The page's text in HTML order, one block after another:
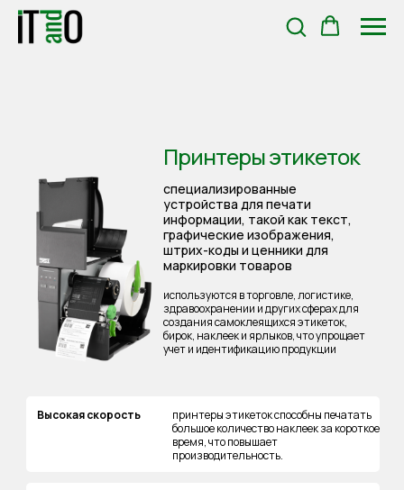
Принтеры этикеток
специализированные
устройства для печати
информации, такой как текст,
графические изображения,
штрих-коды и ценники для
маркировки товаров
используются в торговле, логистике,
здравоохранении и других сферах для
создания самоклеящихся этикеток,
бирок, наклеек и ярлыков, что упрощает
учет и идентификацию продукции
принтеры этикеток способны печатать
большое количество наклеек за короткое
время, что повышает
производительность.
Высокая скорость